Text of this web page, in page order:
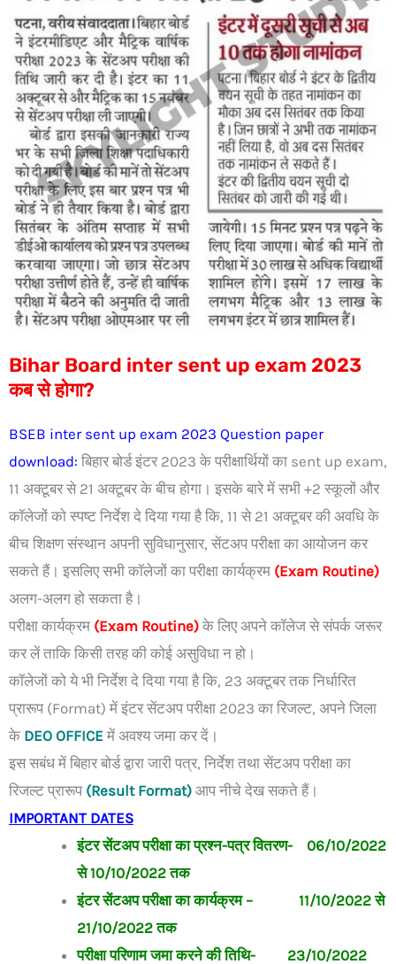
Bihar Board inter sent up exam 2023
कब से होगा?
BSEB inter sent up exam 2023 Question paper
download: बिहार बोर्ड इंटर 2023 के परीक्षार्थियों का sent up exam,
11 अक्टूबर से 21 अक्टूबर के बीच होगा। इसके बारे में सभी +2 स्कूलों और
कॉलेजों को स्पष्ट निर्देश दे दिया गया है कि, 11 से 21 अक्टूबर की अवधि के
बीच शिक्षण संस्थान अपनी सुविधानुसार, सेंटअप परीक्षा का आयोजन कर
सकते हैं। इसलिए सभी कॉलेजों का परीक्षा कार्यक्रम (Exam Routine)
अलग-अलग हो सकता है।
परीक्षा कार्यक्रम (Exam Routine) के लिए अपने कॉलेज से संपर्क जरूर
कर लें ताकि किसी तरह की कोई असुविधा न हो।
कॉलेजों को ये भी निर्देश दे दिया गया है कि, 23 अक्टूबर तक निर्धारित
प्रारूप (Format) में इंटर सेंटअप परीक्षा 2023 का रिजल्ट, अपने जिला
के DEO OFFICE में अवश्य जमा कर दें।
इस सबंध में बिहार बोर्ड द्वारा जारी पत्र, निर्देश तथा सेंटअप परीक्षा का
रिजल्ट प्रारूप (Result Format) आप नीचे देख सकते हैं।
IMPORTANT DATES
इंटर सेंटअप परीक्षा का प्रश्न-पत्र वितरण- 06/10/2022
से 10/10/2022 तक
इंटर सेंटअप परीक्षा का कार्यक्रम – 11/10/2022 से
21/10/2022 तक
परीक्षा परिणाम जमा करने की तिथि- 23/10/2022